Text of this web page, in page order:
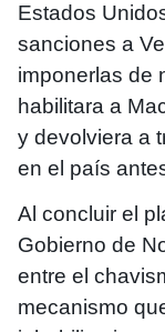
Estados
sanciones a
imponerlas de
habilitara a
y devolviera a
en el país
Al concluir el
Gobierno de
entre el
mecanismo